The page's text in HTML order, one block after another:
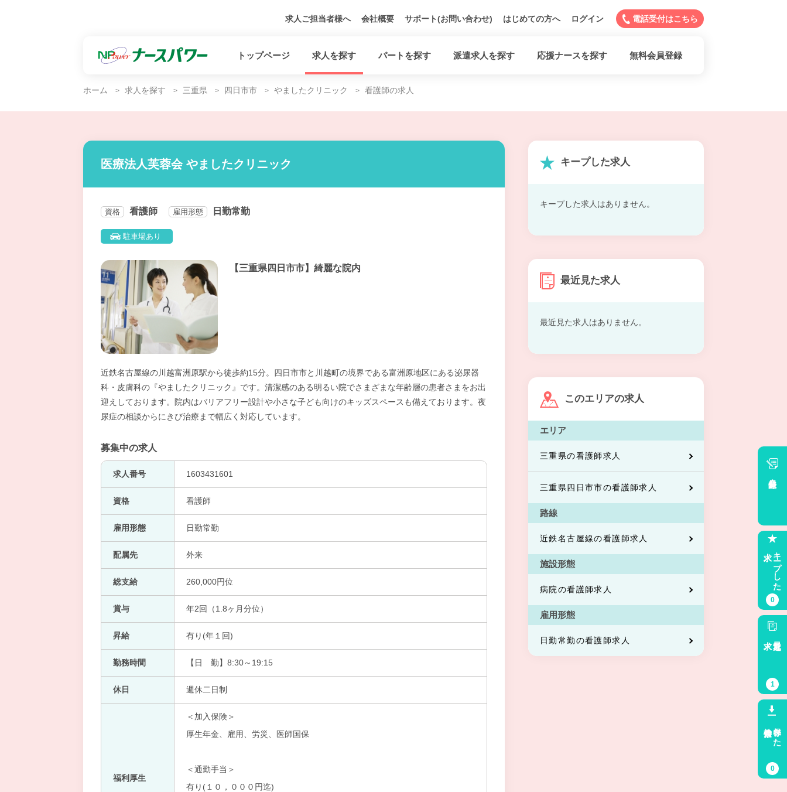
求人ご担当者様へ 会社概要 サポート(お問い合わせ) はじめての方へ ログイン 電話受付はこちら
トップページ 求人を探す パートを探す 派遣求人を探す 応援ナースを探す 無料会員登録
ホーム 求人を探す 三重県 四日市市 やましたクリニック 看護師の求人
医療法人芙蓉会 やましたクリニック
資格 看護師 雇用形態 日勤常勤
駐車場あり
【三重県四日市市】綺麗な院内
近鉄名古屋線の川越富洲原駅から徒歩約15分。四日市市と川越町の境界である富洲原地区にある泌尿器
科・皮膚科の『やましたクリニック』です。清潔感のある明るい院でさまざまな年齢層の患者さまをお出
迎えしております。院内はバリアフリー設計や小さな子ども向けのキッズスペースも備えております。夜
尿症の相談からにきび治療まで幅広く対応しています。
募集中の求人
求人番号 1603431601
資格 看護師
雇用形態 日勤常勤
配属先 外来
総支給 260,000円位
賞与 年2回（1.8ヶ月分位）
昇給 有り(年１回)
勤務時間 【日 勤】8:30～19:15
休日 週休二日制
福利厚生
＜加入保険＞
厚生年金、雇用、労災、医師国保
＜通勤手当＞
有り(１０，０００円迄)
キープした求人
キープした求人はありません。
最近見た求人
最近見た求人はありません。
このエリアの求人
エリア
三重県の看護師求人
三重県四日市市の看護師求人
路線
近鉄名古屋線の看護師求人
施設形態
病院の看護師求人
雇用形態
日勤常勤の看護師求人
キープした
0
最近見た
1
保存した
0